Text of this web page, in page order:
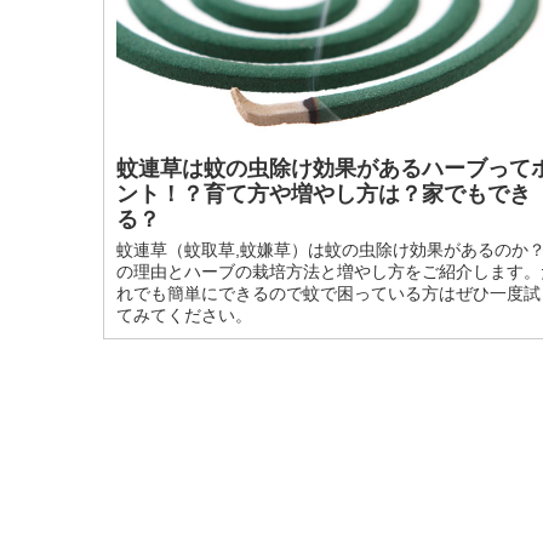
蚊連草は蚊の虫除け効果があるハーブって
ント！？育て方や増やし方は？家でもでき
る？
蚊連草（蚊取草,蚊嫌草）は蚊の虫除け効果があるのか
の理由とハーブの栽培方法と増やし方をご紹介します
れでも簡単にできるので蚊で困っている方はぜひ一度試
てみてください。